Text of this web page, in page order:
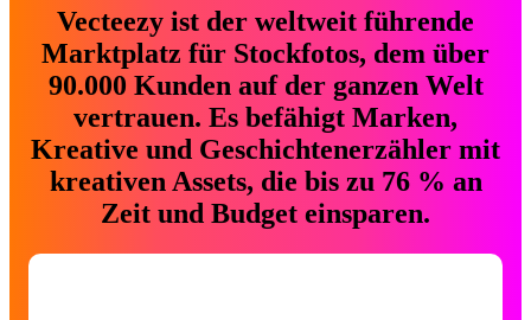
Vecteezy ist der weltweit führende
Marktplatz für Stockfotos, dem über
90.000 Kunden auf der ganzen Welt
vertrauen. Es befähigt Marken,
Kreative und Geschichtenerzähler mit
kreativen Assets, die bis zu 76 % an
Zeit und Budget einsparen.